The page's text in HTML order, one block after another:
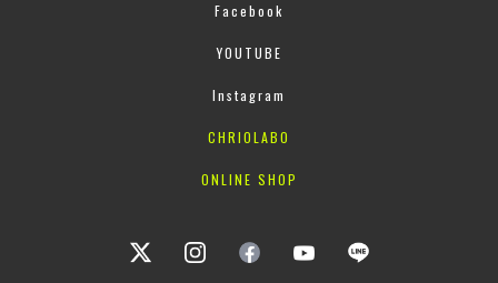
Facebook
YOUTUBE
Instagram
CHRIOLABO
ONLINE SHOP